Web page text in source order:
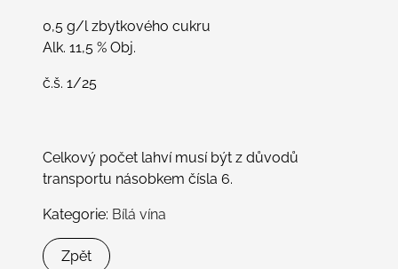
0,5 g/l zbytkového cukru
Alk. 11,5 % Obj.
č.š. 1/25
Celkový počet lahví musí být z důvodů
transportu násobkem čísla 6.
Kategorie: Bílá vína
Zpět